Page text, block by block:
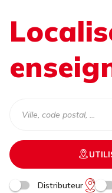
Distributeur